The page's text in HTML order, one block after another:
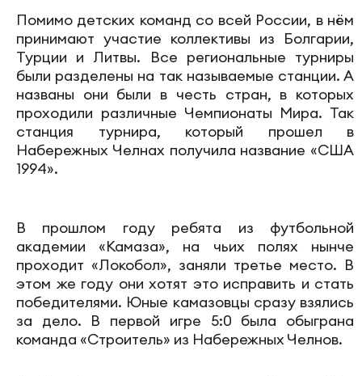
Помимо детских команд со всей России, в нём
принимают участие коллективы из Болгарии,
Турции и Литвы. Все региональные турниры
были разделены на так называемые станции. А
названы они были в честь стран, в которых
проходили различные Чемпионаты Мира. Так
станция турнира, который прошел в
Набережных Челнах получила название «США
1994».
В прошлом году ребята из футбольной
академии «Камаза», на чьих полях нынче
проходит «Локобол», заняли третье место. В
этом же году они хотят это исправить и стать
победителями. Юные камазовцы сразу взялись
за дело. В первой игре 5:0 была обыграна
команда «Строитель» из Набережных Челнов.